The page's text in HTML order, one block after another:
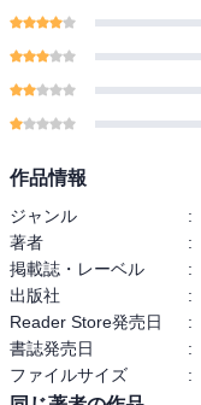
作品情報
ジャンル :
著者
:
掲載誌・レーベル
:
出版社
:
Reader Store発売日
:
書誌発売日
:
ファイルサイズ
: